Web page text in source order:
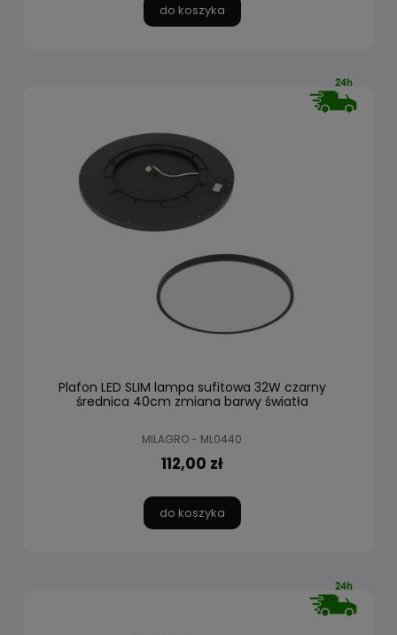
do koszyka
Plafon LED SLIM lampa sufitowa 32W czarny
średnica 40cm zmiana barwy światła
MILAGRO - ML0440
112,00 zł
do koszyka